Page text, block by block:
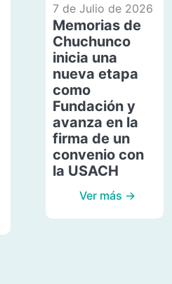
7 de Julio de 2026
Memorias de
Chuchunco
inicia una
nueva etapa
como
Fundación y
avanza en la
firma de un
convenio con
la USACH
Ver más →